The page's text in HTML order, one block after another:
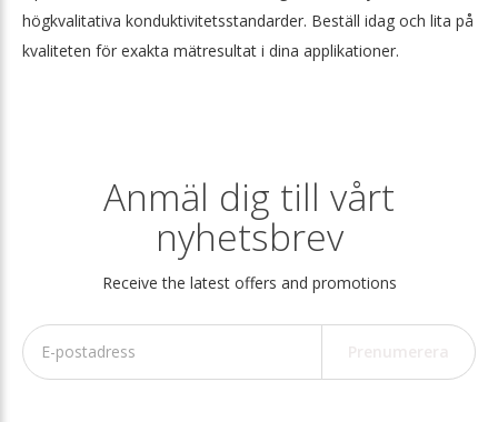
högkvalitativa konduktivitetsstandarder. Beställ idag och lita på
kvaliteten för exakta mätresultat i dina applikationer.
Anmäl dig till vårt
nyhetsbrev
Receive the latest offers and promotions